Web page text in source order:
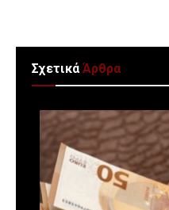
ΣχετικάΆρθρα